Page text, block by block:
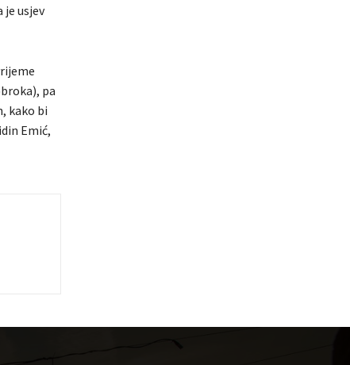
je usjev
pa
kako bi
Emić,